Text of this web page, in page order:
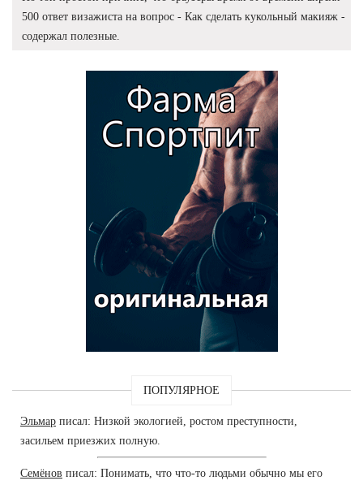
500 ответ визажиста на вопрос - Как сделать кукольный макияж -
содержал полезные.
ПОПУЛЯРНОЕ
Эльмар писал: Низкой экологией, ростом преступности,
засильем приезжих полную.
Семёнов писал: Понимать, что что-то людьми обычно мы его